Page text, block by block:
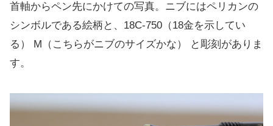
首軸からペン先にかけての写真。ニブにはペリカンの
シンボルである絵柄と、18C-750（18金を示してい
る） M（こちらがニブのサイズかな） と彫刻がありま
す。